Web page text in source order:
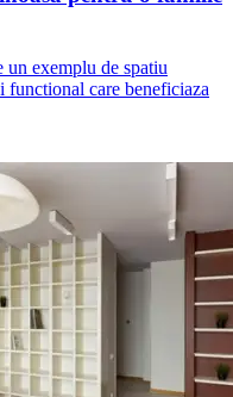
un exemplu de spatiu
functional care beneficiaza